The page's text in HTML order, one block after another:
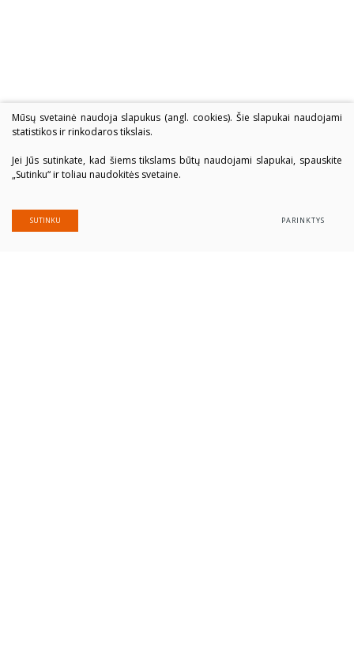
Mūsų svetainė naudoja slapukus (angl. cookies). Šie slapukai naudojami
statistikos ir rinkodaros tikslais.
Jei Jūs sutinkate, kad šiems tikslams būtų naudojami slapukai, spauskite
„Sutinku“ ir toliau naudokitės svetaine.
SUTINKU PARINKTYS